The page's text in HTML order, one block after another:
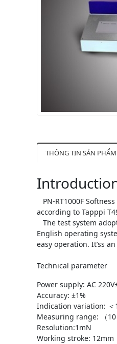
THÔNG TIN SẢN PHẨM
PN-RT1000F
according to Tapppi
The test system
English operating
easy operation. It’ss
Technical parameter
Power supply: AC
Accuracy: ±1%
Indication variation: ＜
Measuring range: （
Resolution:1mN
Working stroke: 12mm